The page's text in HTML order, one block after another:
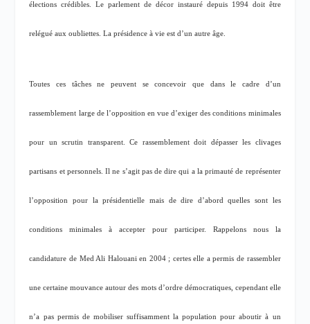
élections crédibles. Le parlement de décor instauré depuis 1994 doit être
relégué aux oubliettes. La présidence à vie est d’un autre âge.
Toutes ces tâches ne peuvent se concevoir que dans le cadre d’un
rassemblement large de l’opposition en vue d’exiger des conditions minimales
pour un scrutin transparent. Ce rassemblement doit dépasser les clivages
partisans et personnels. Il ne s’agit pas de dire qui a la primauté de représenter
l’opposition pour la présidentielle mais de dire d’abord quelles sont les
conditions minimales à accepter pour participer. Rappelons nous la
candidature de Med Ali Halouani en 2004 ; certes elle a permis de rassembler
une certaine mouvance autour des mots d’ordre démocratiques, cependant elle
n’a pas permis de mobiliser suffisamment la population pour aboutir à un